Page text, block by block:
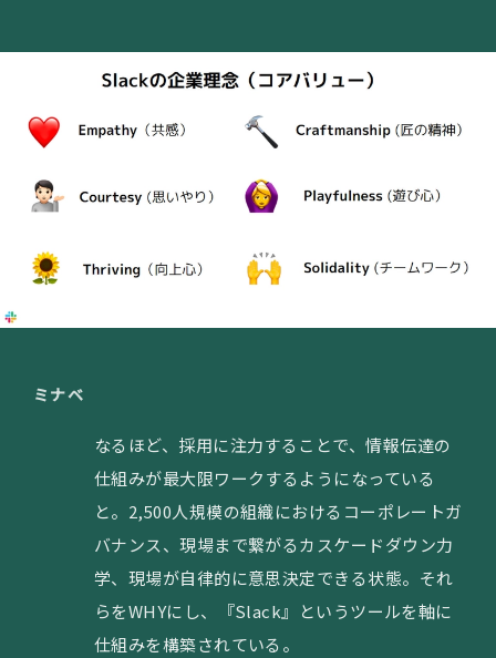
ミナベ
なるほど、採用に注力することで、情報伝達の
仕組みが最大限ワークするようになっている
と。2,500人規模の組織におけるコーポレートガ
バナンス、現場まで繋がるカスケードダウン力
学、現場が自律的に意思決定できる状態。それ
らをWHYにし、『Slack』というツールを軸に
仕組みを構築されている。